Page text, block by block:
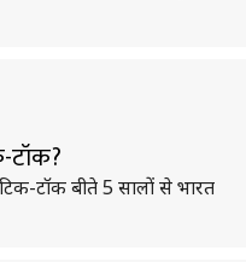
टॉक?
टिक-टॉक बीते 5 सालों से भारत